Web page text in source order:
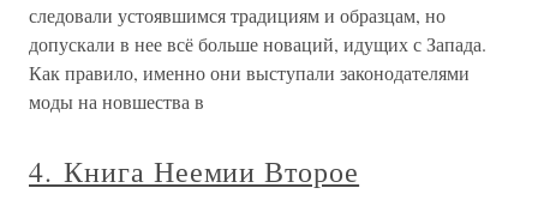
следовали устоявшимся традициям и образцам, но
допускали в нее всё больше новаций, идущих с Запада.
Как правило, именно они выступали законодателями
моды на новшества в
4. Книга Неемии Второе